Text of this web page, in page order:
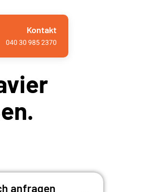
Kontakt
040 30 985 2370
anfragen